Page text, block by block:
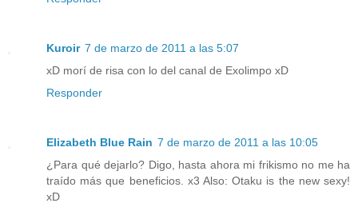
Kuroir 7 de marzo de 2011 a las 5:07
xD morí de risa con lo del canal de Exolimpo xD
Responder
Elizabeth Blue Rain 7 de marzo de 2011 a las 10:05
¿Para qué dejarlo? Digo, hasta ahora mi frikismo no me ha
traído más que beneficios. x3 Also: Otaku is the new sexy!
xD